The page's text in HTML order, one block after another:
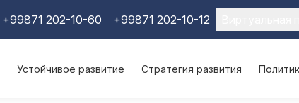
+99871 202-10-60 +99871 202-10-12
Устойчивое развитие Стратегия развития